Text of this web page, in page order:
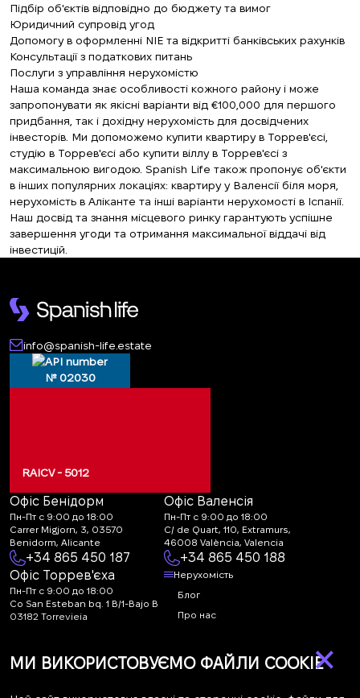
Підбір об'єктів відповідно до бюджету та вимог
Юридичний супровід угод
Допомогу в оформленні NIE та відкритті банківських рахунків
Консультації з податкових питань
Послуги з управління нерухомістю
Наша команда знає особливості кожного району і може
запропонувати як якісні варіанти від €100,000 для першого
придбання, так і дохідну нерухомість для досвідчених
інвесторів. Ми допоможемо купити квартиру в Торрев'єсі,
студію в Торрев'єсі або купити віллу в Торрев'єсі з
максимальною вигодою. Spanish Life також пропонує об'єкти
в інших популярних локаціях: квартиру у Валенсії біля моря,
нерухомість в Аліканте та інші варіанти нерухомості в Іспанії.
Наш досвід та знання місцевого ринку гарантують успішне
завершення угоди та отримання максимальної віддачі від
інвестицій.
info@spanish-life.estate
№ 02030
RAICV - 5012
Офіс Бенідорм
Пн-Пт с 9:00 до 18:00
Carrer Migjorn, 3, 03570
Benidorm, Alicante
+34 865 450 187
Офіс Валенсія
Пн-Пт с 9:00 до 18:00
C/ de Quart, 110, Extramurs,
46008 València, Valencia
+34 865 450 188
Офіс Торрев'єха
Пн-Пт с 9:00 до 18:00
Co San Esteban bq. 1 B/1-Bajo B
03182 Torrevieja
life.estate
Нерухомість
Блог
Про нас
Контакти
×
МИ ВИКОРИСТОВУЄМО ФАЙЛИ COOKIE